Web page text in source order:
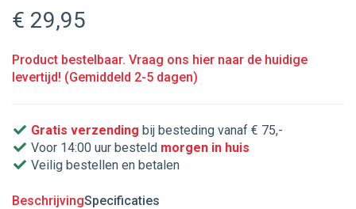
€ 29,95
Product bestelbaar. Vraag ons hier naar de huidige
levertijd! (Gemiddeld 2-5 dagen)
Gratis verzending bij besteding vanaf € 75,-
Voor 14:00 uur besteld morgen in huis
Veilig bestellen en betalen
BeschrijvingSpecificaties